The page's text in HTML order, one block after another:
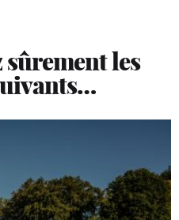
sûrement les